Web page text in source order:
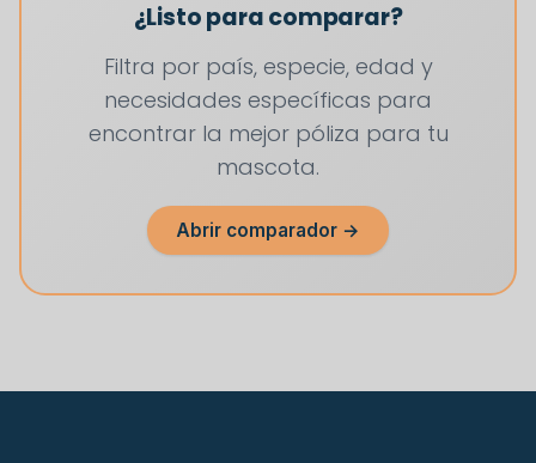
¿Listo para comparar?
Filtra por país, especie, edad y
necesidades específicas para
encontrar la mejor póliza para tu
mascota.
Abrir comparador →